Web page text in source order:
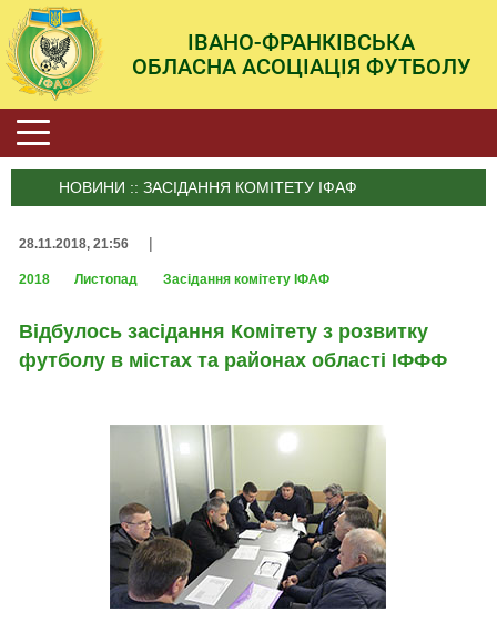
ІВАНО-ФРАНКІВСЬКА
ОБЛАСНА АСОЦІАЦІЯ ФУТБОЛУ
НОВИНИ :: ЗАСІДАННЯ КОМІТЕТУ ІФАФ
28.11.2018, 21:56 |
2018 Листопад Засідання комітету ІФАФ
Відбулось засідання Комітету з розвитку
футболу в містах та районах області ІФФФ